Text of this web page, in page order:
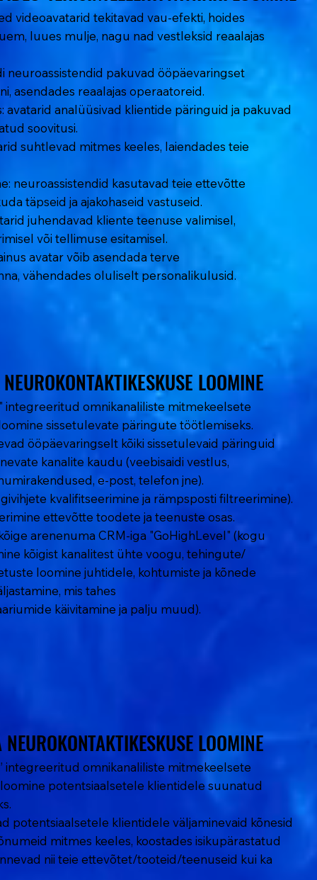
videoavatarid tekitavad vau-efekti, hoides
luues mulje, nagu nad vestleksid reaalajas
neuroassistendid pakuvad ööpäevaringset
asendades reaalajas operaatoreid.
avatarid analüüsivad klientide päringuid ja pakuvad
soovitusi.
suhtlevad mitmes keeles, laiendades teie
neuroassistendid kasutavad teie ettevõtte
täpseid ja ajakohaseid vastuseid.
juhendavad kliente teenuse valimisel,
või tellimuse esitamisel.
avatar võib asendada terve
vähendades oluliselt personalikulusid.
integreeritud omnikanaliliste mitmekeelsete
sissetulevate päringute töötlemiseks.
ööpäevaringselt kõiki sissetulevaid päringuid
kanalite kaudu (veebisaidi vestlus,
e-post, telefon jne).
kvalifitseerimine ja rämpsposti filtreerimine).
ettevõtte toodete ja teenuste osas.
arenenuma CRM-iga "GoHighLevel" (kogu
kõigist kanalitest ühte voogu, tehingute/
loomine juhtidele, kohtumiste ja kõnede
mis tahes
käivitamine ja palju muud).
LOOMINE
LOOMINE
LOOMINE
LOOMINE
integreeritud omnikanaliliste mitmekeelsete
potentsiaalsetele klientidele suunatud
potentsiaalsetele klientidele väljaminevaid kõnesid
mitmes keeles, koostades isikupärastatud
nii teie ettevõtet/tooteid/teenuseid kui ka